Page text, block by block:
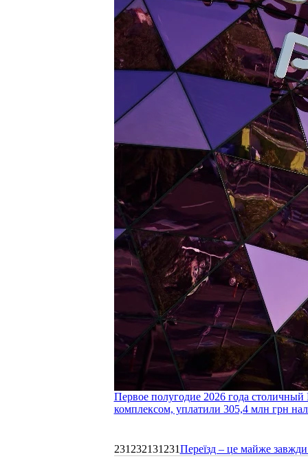
Первое полугодие 2026 года
комплексом, уплатили 305,4 млн грн
231232131231Переїзд – це майже